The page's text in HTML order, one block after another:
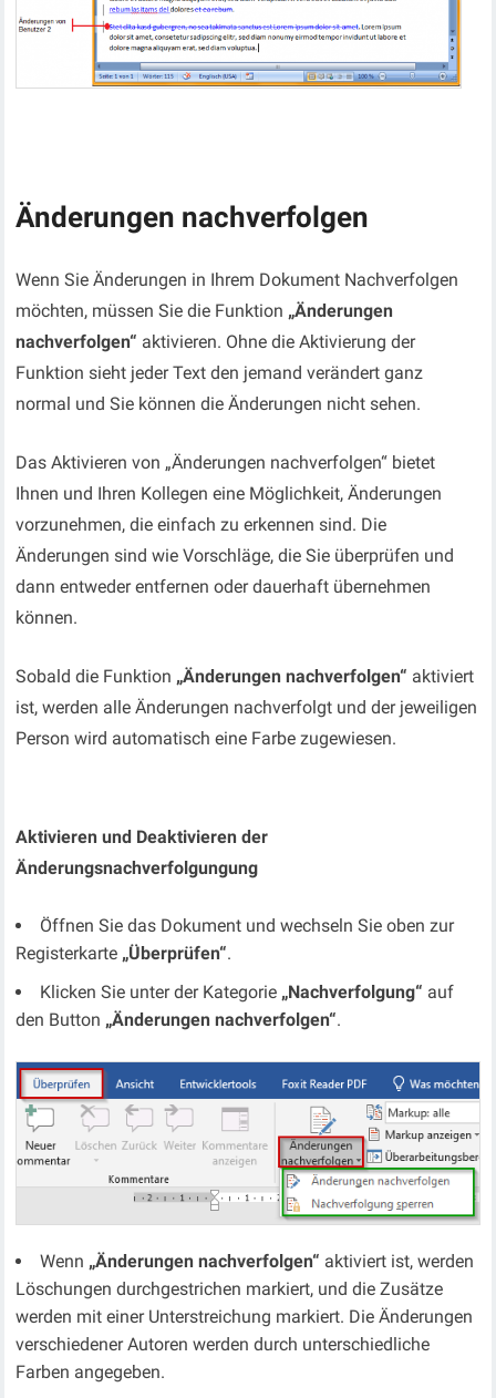
Änderungen nachverfolgen
Wenn Sie Änderungen in Ihrem Dokument Nachverfolgen
möchten, müssen Sie die Funktion „Änderungen
nachverfolgen“ aktivieren. Ohne die Aktivierung der
Funktion sieht jeder Text den jemand verändert ganz
normal und Sie können die Änderungen nicht sehen.
Das Aktivieren von „Änderungen nachverfolgen“ bietet
Ihnen und Ihren Kollegen eine Möglichkeit, Änderungen
vorzunehmen, die einfach zu erkennen sind. Die
Änderungen sind wie Vorschläge, die Sie überprüfen und
dann entweder entfernen oder dauerhaft übernehmen
können.
Sobald die Funktion „Änderungen nachverfolgen“ aktiviert
ist, werden alle Änderungen nachverfolgt und der jeweiligen
Person wird automatisch eine Farbe zugewiesen.
Aktivieren und Deaktivieren der
Änderungsnachverfolgungung
Öffnen Sie das Dokument und wechseln Sie oben zur
Registerkarte „Überprüfen“.
Klicken Sie unter der Kategorie „Nachverfolgung“ auf
den Button „Änderungen nachverfolgen“.
Wenn „Änderungen nachverfolgen“ aktiviert ist, werden
Löschungen durchgestrichen markiert, und die Zusätze
werden mit einer Unterstreichung markiert. Die Änderungen
verschiedener Autoren werden durch unterschiedliche
Farben angegeben.